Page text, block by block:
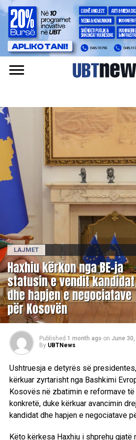
LAJMET
Haxhiu kërkon nga BE-ja
statusin e vendit kandidat
dhe hapjen e negociatave
për Kosovën
Published 1 month ago on June
By UBTNews
Ushtruesja e detyrës së
kërkuar zyrtarisht nga Bashkimi
Kosovës në zbatimin e reformave
konkretë, duke kërkuar avancimin
kandidat dhe hapjen e negociatave
Këto kërkesa Haxhiu i shprehu gjatë